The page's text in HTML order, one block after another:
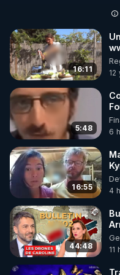
🌱 INSTAGRAM
https://
http://rgnr.li/instagram
🌱 LA NEWSLETTER
Pour ne pas rater
http://rgnr.li/news
🌱 VIDÉOS NON
Toutes les vidéos
http://rgnr.li/odysee
🌱 LES STAGES EN
16:11
12
5:48
6
16:55
4
44:48
11